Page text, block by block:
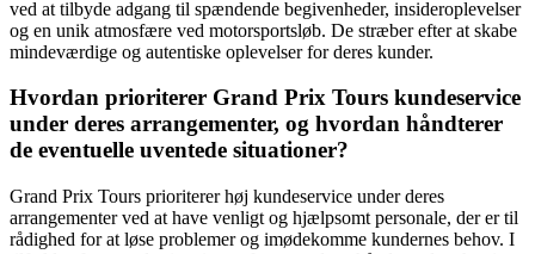
ved at tilbyde adgang til spændende begivenheder, insideroplevelser
og en unik atmosfære ved motorsportsløb. De stræber efter at skabe
mindeværdige og autentiske oplevelser for deres kunder.
Hvordan prioriterer Grand Prix Tours kundeservice
under deres arrangementer, og hvordan håndterer
de eventuelle uventede situationer?
Grand Prix Tours prioriterer høj kundeservice under deres
arrangementer ved at have venligt og hjælpsomt personale, der er til
rådighed for at løse problemer og imødekomme kundernes behov. I